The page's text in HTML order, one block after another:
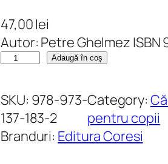
47,00lei
Autor: Petre Ghelmez ISBN
C
n
t
i
Adaugă în coș
SKU: 978-973-
137-183-2
Category:
pentru copii
Branduri: Editura Coresi